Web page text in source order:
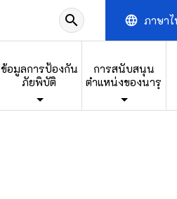
search language ภาษา
ข้อมูลการป้องกัน
ภัยพิบัติ
การสนับสนุน
ตำแหน่งของนารุ